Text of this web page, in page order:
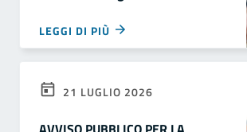
LEGGI DI PIÙ
21 LUGLIO 2026